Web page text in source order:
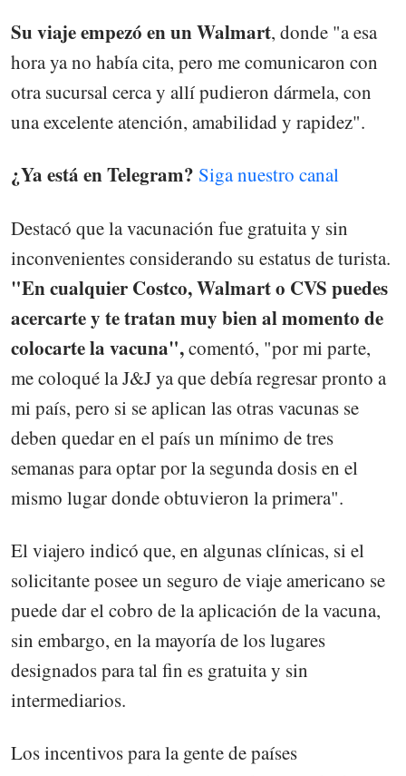
Su viaje empezó en un Walmart, donde "a esa
hora ya no había cita, pero me comunicaron con
otra sucursal cerca y allí pudieron dármela, con
una excelente atención, amabilidad y rapidez".
¿Ya está en Telegram? Siga nuestro canal
Destacó que la vacunación fue gratuita y sin
inconvenientes considerando su estatus de turista.
"En cualquier Costco, Walmart o CVS puedes
acercarte y te tratan muy bien al momento de
colocarte la vacuna",comentó, "por mi parte,
me coloqué la J&J ya que debía regresar pronto a
mi país, pero si se aplican las otras vacunas se
deben quedar en el país un mínimo de tres
semanas para optar por la segunda dosis en el
mismo lugar donde obtuvieron la primera".
El viajero indicó que, en algunas clínicas, si el
solicitante posee un seguro de viaje americano se
puede dar el cobro de la aplicación de la vacuna,
sin embargo, en la mayoría de los lugares
designados para tal fin es gratuita y sin
intermediarios.
Los incentivos para la gente de países